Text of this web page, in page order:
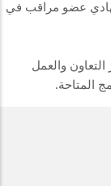
عضو مراقب في
التعاون والعمل
المتاحة.